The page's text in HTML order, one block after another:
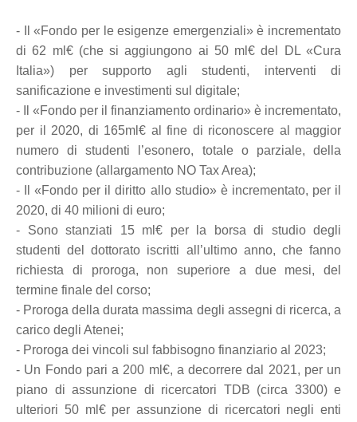
- Il «Fondo per le esigenze emergenziali» è incrementato
di 62 ml€ (che si aggiungono ai 50 ml€ del DL «Cura
Italia») per supporto agli studenti, interventi di
sanificazione e investimenti sul digitale;
- Il «Fondo per il finanziamento ordinario» è incrementato,
per il 2020, di 165ml€ al fine di riconoscere al maggior
numero di studenti l’esonero, totale o parziale, della
contribuzione (allargamento NO Tax Area);
- Il «Fondo per il diritto allo studio» è incrementato, per il
2020, di 40 milioni di euro;
- Sono stanziati 15 ml€ per la borsa di studio degli
studenti del dottorato iscritti all’ultimo anno, che fanno
richiesta di proroga, non superiore a due mesi, del
termine finale del corso;
- Proroga della durata massima degli assegni di ricerca, a
carico degli Atenei;
- Proroga dei vincoli sul fabbisogno finanziario al 2023;
- Un Fondo pari a 200 ml€, a decorrere dal 2021, per un
piano di assunzione di ricercatori TDB (circa 3300) e
ulteriori 50 ml€ per assunzione di ricercatori negli enti